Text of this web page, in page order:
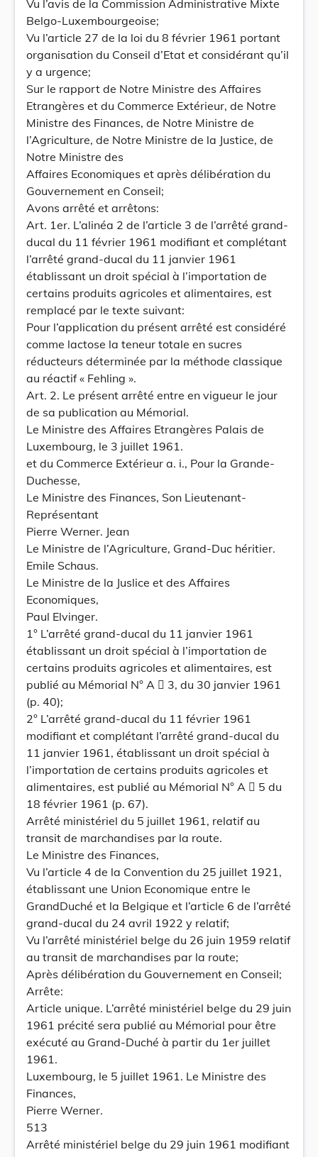
Vu l’avis de la Commission Administrative Mixte
Belgo-Luxembourgeoise;
Vu l’article 27 de la loi du 8 février 1961 portant
organisation du Conseil d’Etat et considérant qu’il
y a urgence;
Sur le rapport de Notre Ministre des Affaires
Etrangères et du Commerce Extérieur, de Notre
Ministre des Finances, de Notre Ministre de
l’Agriculture, de Notre Ministre de la Justice, de
Notre Ministre des
Affaires Economiques et après délibération du
Gouvernement en Conseil;
Avons arrêté et arrêtons:
Art. 1er. L’alinéa 2 de l’article 3 de l’arrêté grand-
ducal du 11 février 1961 modifiant et complétant
l’arrêté grand-ducal du 11 janvier 1961
établissant un droit spécial à l’importation de
certains produits agricoles et alimentaires, est
remplacé par le texte suivant:
Pour l’application du présent arrêté est considéré
comme lactose la teneur totale en sucres
réducteurs déterminée par la méthode classique
au réactif « Fehling ».
Art. 2. Le présent arrêté entre en vigueur le jour
de sa publication au Mémorial.
Le Ministre des Affaires Etrangères Palais de
Luxembourg, le 3 juillet 1961.
et du Commerce Extérieur a. i., Pour la Grande-
Duchesse,
Le Ministre des Finances, Son Lieutenant-
Représentant
Pierre Werner. Jean
Le Ministre de l’Agriculture, Grand-Duc héritier.
Emile Schaus.
Le Ministre de la Juslice et des Affaires
Economiques,
Paul Elvinger.
1° L’arrêté grand-ducal du 11 janvier 1961
établissant un droit spécial à l’importation de
certains produits agricoles et alimentaires, est
publié au Mémorial N° A  3, du 30 janvier 1961
(p. 40);
2° L’arrêté grand-ducal du 11 février 1961
modifiant et complétant l’arrêté grand-ducal du
11 janvier 1961, établissant un droit spécial à
l’importation de certains produits agricoles et
alimentaires, est publié au Mémorial N° A  5 du
18 février 1961 (p. 67).
Arrêté ministériel du 5 juillet 1961, relatif au
transit de marchandises par la route.
Le Ministre des Finances,
Vu l’article 4 de la Convention du 25 juillet 1921,
établissant une Union Economique entre le
GrandDuché et la Belgique et l’article 6 de l’arrêté
grand-ducal du 24 avril 1922 y relatif;
Vu l’arrêté ministériel belge du 26 juin 1959 relatif
au transit de marchandises par la route;
Après délibération du Gouvernement en Conseil;
Arrête:
Article unique. L’arrêté ministériel belge du 29 juin
1961 précité sera publié au Mémorial pour être
exécuté au Grand-Duché à partir du 1er juillet
1961.
Luxembourg, le 5 juillet 1961. Le Ministre des
Finances,
Pierre Werner.
513
Arrêté ministériel belge du 29 juin 1961 modifiant